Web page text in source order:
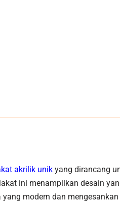
akrilik unik yang dirancang
ini menampilkan desain
modern dan